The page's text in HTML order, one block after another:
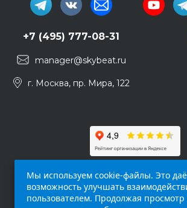
+7 (495) 777-08-31
manager@skybeat.ru
г. Москва, пр. Мира, 122
Мы используем cookie-файлы. Это
возможность улучшать
пользователем. Продолжая